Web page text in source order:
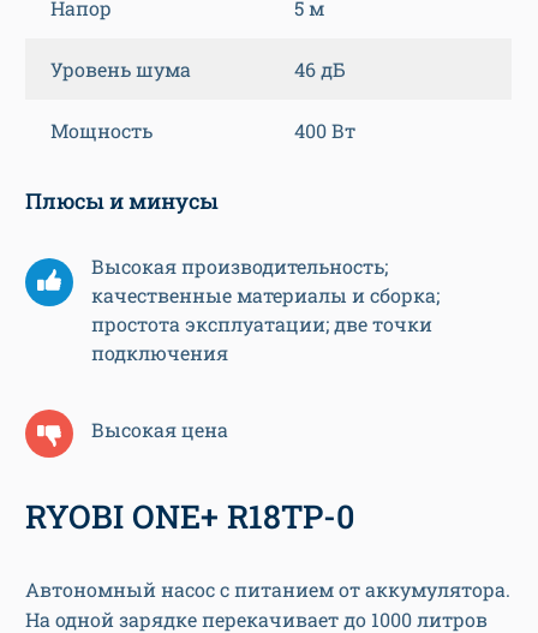
Напор 5 м
Уровень шума 46 дБ
Мощность 400 Вт
Плюсы и минусы
Высокая производительность;
качественные материалы и сборка;
простота эксплуатации; две точки
подключения
Высокая цена
RYOBI ONE+ R18TP-0
Автономный насос с питанием от аккумулятора.
На одной зарядке перекачивает до 1000 литров